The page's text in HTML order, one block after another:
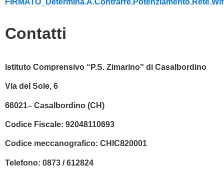
Contatti
Istituto Comprensivo “P.S. Zimarino” di Casalbordino
Via del Sole, 6
66021– Casalbordino (CH)
Codice Fiscale: 92048110693
Codice meccanografico: CHIC820001
Telefono: 0873 / 612824